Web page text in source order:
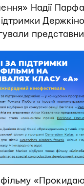
Надії